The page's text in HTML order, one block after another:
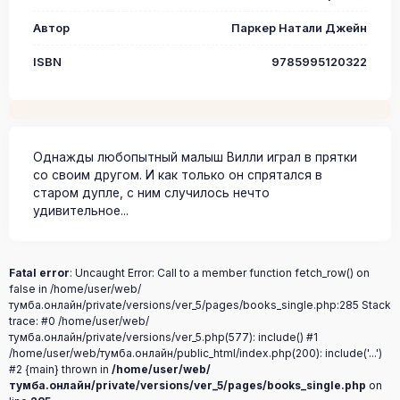
Автор Паркер Натали Джейн
ISBN 9785995120322
Однажды любопытный малыш Вилли играл в прятки
со своим другом. И как только он спрятался в
старом дупле, с ним случилось нечто
удивительное...
Fatal error: Uncaught Error: Call to a member function fetch_row() on
false in /home/user/web/
тумба.онлайн/private/versions/ver_5/pages/books_single.php:285 Stack
trace: #0 /home/user/web/
тумба.онлайн/private/versions/ver_5.php(577): include() #1
/home/user/web/тумба.онлайн/public_html/index.php(200): include('...')
#2 {main} thrown in /home/user/web/
тумба.онлайн/private/versions/ver_5/pages/books_single.php on